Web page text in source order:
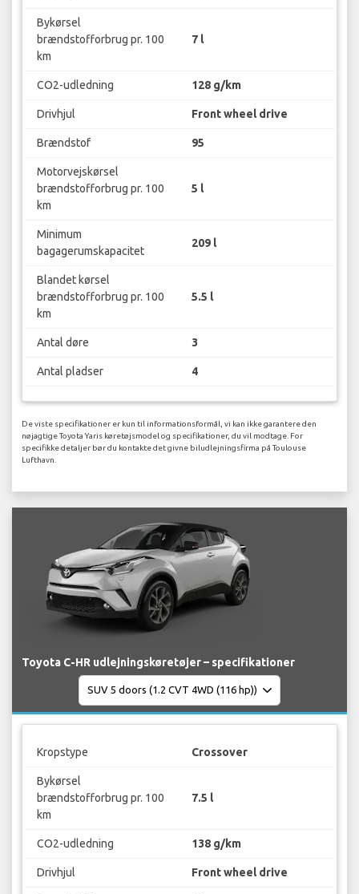
Bykørsel
brændstofforbrug pr. 100
km
7 l
CO2-udledning 128 g/km
Drivhjul Front wheel drive
Brændstof 95
Motorvejskørsel
brændstofforbrug pr. 100
km
5 l
Minimum
bagagerumskapacitet
209 l
Blandet kørsel
brændstofforbrug pr. 100
km
5.5 l
Antal døre 3
Antal pladser 4
De viste specifikationer er kun til informationsformål, vi kan ikke garantere den
nøjagtige Toyota Yaris køretøjsmodel og specifikationer, du vil modtage. For
specifikke detaljer bør du kontakte det givne biludlejningsfirma på Toulouse
Lufthavn.
Toyota C-HR udlejningskøretøjer – specifikationer
Kropstype Crossover
Bykørsel
brændstofforbrug pr. 100
km
7.5 l
CO2-udledning 138 g/km
Drivhjul Front wheel drive